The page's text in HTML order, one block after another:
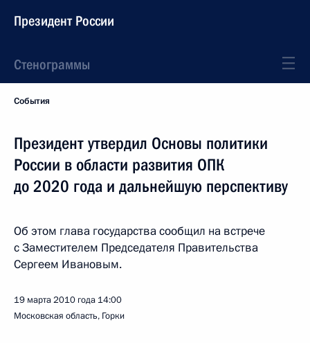
Президент России
Стенограммы
События
Президент утвердил Основы политики
России в области развития ОПК
до 2020 года и дальнейшую перспективу
Об этом глава государства сообщил на встрече
с Заместителем Председателя Правительства
Сергеем Ивановым.
19 марта 2010 года 14:00
Московская область, Горки